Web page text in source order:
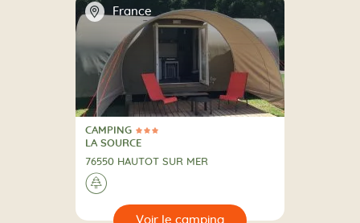
📍 France
3 Étoiles
CAMPING
CAMPING
LA SOURCE
76550 HAUTOT SUR MER
A la campagne
🌲